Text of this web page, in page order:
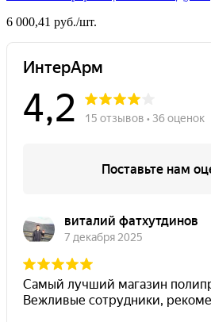
6 000,41 руб./шт.